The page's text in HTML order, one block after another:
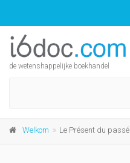
de wetenshappelijke boekhandel
Welkom Le Présent du passé